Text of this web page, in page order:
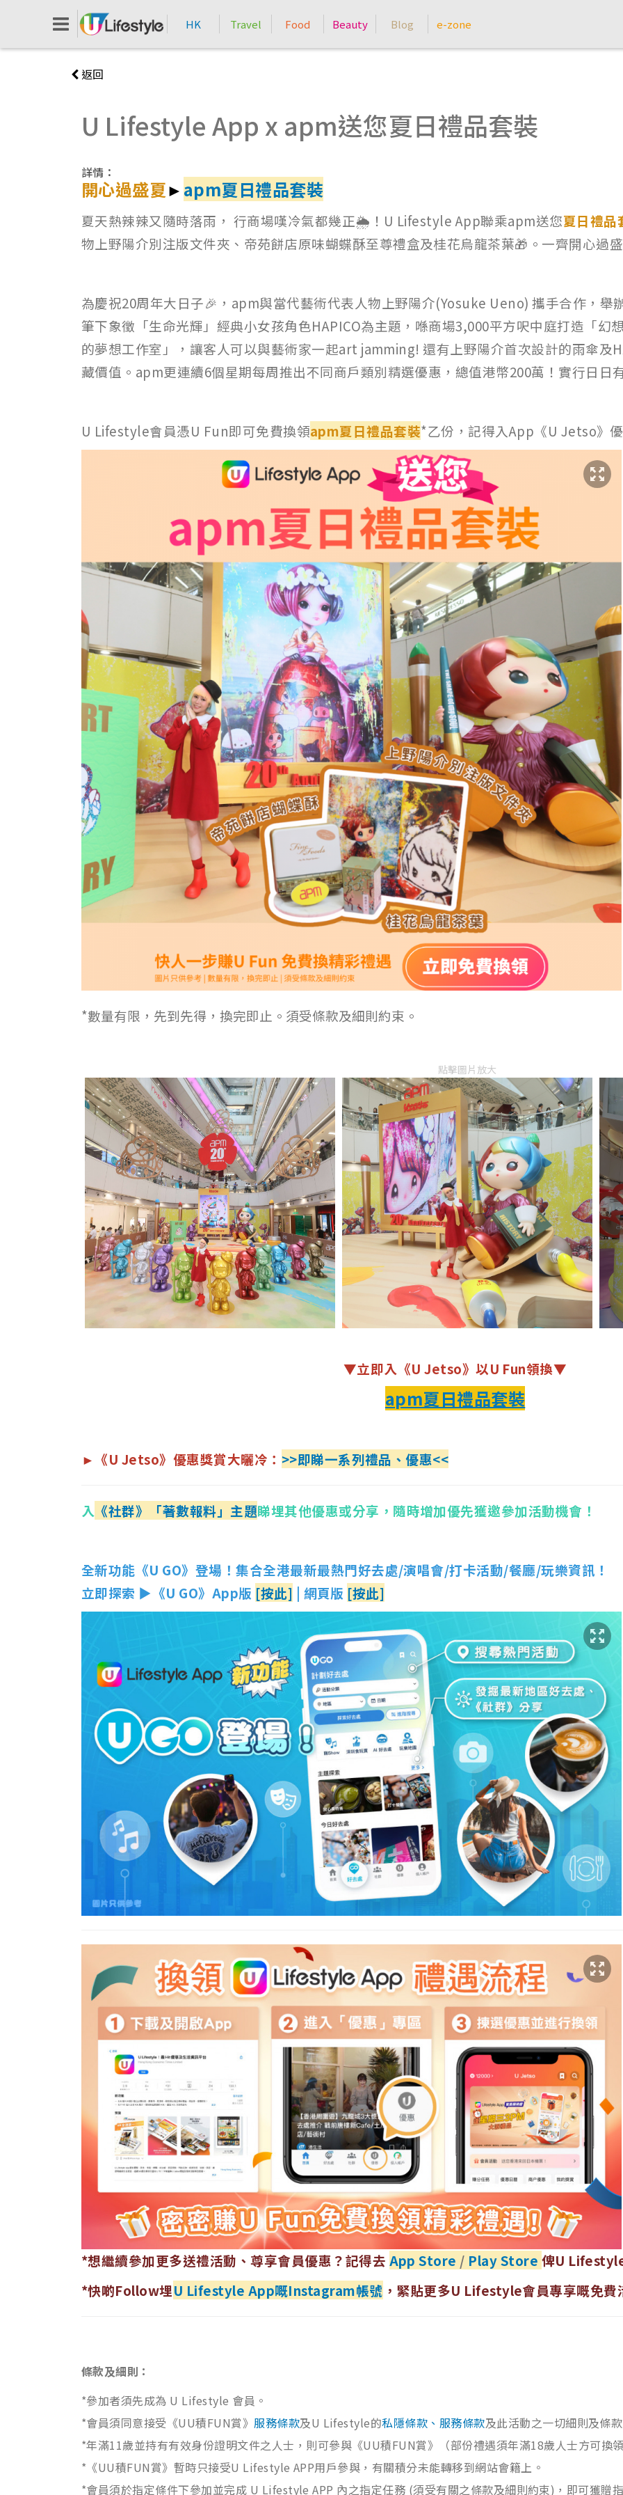
HK Travel Food Beauty Blog e-zone
返回
U Lifestyle App x apm送您夏日禮品套裝
詳情：
開心過盛夏► apm夏日禮品套裝
夏天熱辣辣又隨時落雨， 行商場嘆冷氣都幾正🌦！U Lifestyle App聯乘apm送您夏日禮品
物上野陽介別注版文件夾、帝苑餅店原味蝴蝶酥至尊禮盒及桂花烏龍茶葉🎁。一齊開心過
為慶祝20周年大日子🎉，apm與當代藝術代表人物上野陽介(Yosuke Ueno) 攜手合作，舉
筆下象徵「生命光輝」經典小女孩角色HAPICO為主題，喺商場3,000平方呎中庭打造「幻
的夢想工作室」，讓客人可以與藝術家一起art jamming! 還有上野陽介首次設計的雨傘及
藏價值。apm更連續6個星期每周推出不同商戶類別精選優惠，總值港幣200萬！實行日日
U Lifestyle會員憑U Fun即可免費換領apm夏日禮品套裝*乙份，記得入App《U Jetso》
*數量有限，先到先得，換完即止。須受條款及細則約束。
點擊圖片放大
▼立即入《U Jetso》以U Fun領換▼
apm夏日禮品套裝
►《U Jetso》優惠獎賞大曬冷： >>即睇一系列禮品、優惠<<
入 《社群》「著數報料」主題睇埋其他優惠或分享，隨時增加優先獲邀參加活動機會！
全新功能《U GO》登場！集合全港最新最熱門好去處/演唱會/打卡活動/餐廳/玩樂資訊！
立即探索 ▶《U GO》App版 [按此] | 網頁版 [按此]
*想繼續參加更多送禮活動、尊享會員優惠？記得去 App Store / Play Store 俾U
*快啲Follow埋U Lifestyle App嘅Instagram帳號 ，緊貼更多U Lifestyle會員專享嘅免費
條款及細則：
*參加者須先成為 U Lifestyle 會員。
*會員須同意接受《UU積FUN賞》服務條款及U Lifestyle的私隱條款、服務條款及此活動之一切細則及條
*年滿11歲並持有有效身份證明文件之人士，則可參與《UU積FUN賞》（部份禮遇須年滿18歲人士方可換
*《UU積FUN賞》暫時只接受U Lifestyle APP用戶參與，有關積分未能轉移到網站會籍上。
*會員須於指定條件下參加並完成 U Lifestyle APP 內之指定任務 (須受有關之條款及細則約束)，即可獲贈